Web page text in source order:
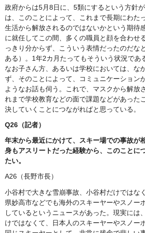
政府からは5月8日に、5類にするという方針
は、このことによって、これまで長期にわた
生活から解放されるのではないかという期待
に就任してこの間、多くの職員と顔を合わせ
っきり分からず、こういう表情だったのだな
ある）。1年2カ月たってもそういう状況であ
なお子さん方、あるいは学校においては、な
ず、そのことによって、コミュニケーション
ようなお話も伺う。これで、マスクから解放
れまで学校教育などの面で課題などがあった
決していくことにつながればと思っている。
Q26（記者）
年末から最近にかけて、スキー場での事故が
身もアスリートだった経験から、このことに
たい。
A26（長野市長）
小谷村で大きな雪崩事故、小谷村だけではな
県妙高市などでも海外のスキーヤーやスノー
しているというニュースがあった。現実には
けではなくて、日本人のスキーヤーやスノー